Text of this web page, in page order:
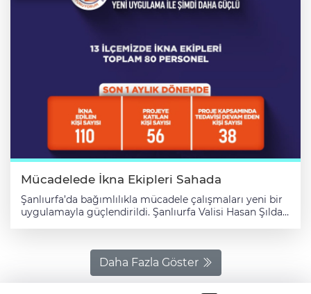
Mücadelede İkna Ekipleri Sahada
Şanlıurfa’da bağımlılıkla mücadele çalışmaları yeni bir
uygulamayla güçlendirildi. Şanlıurfa Valisi Hasan Şıldak,
oluşturulduğunu açıkladı. Vali Şıldak’ın sosyal medya
hesaplarından paylaştığı bilgilere göre; Sağlık, Aile ve
Sosyal Hizmetler ile Müftülük personelinden oluşan
Daha Fazla Göster